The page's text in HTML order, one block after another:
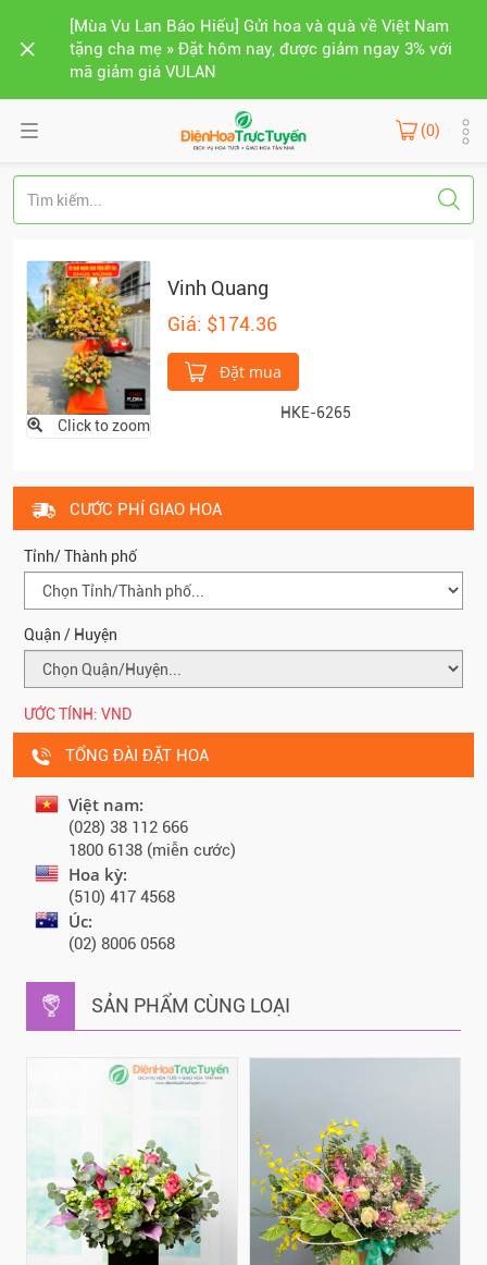
[Mùa Vu Lan Báo Hiếu] Gửi hoa và quà về Việt Nam
tặng cha mẹ » Đặt hôm nay, được giảm ngay 3% với
mã giảm giá VULAN
(0)
Click to zoom
Vinh Quang
Giá: $174.36
Đặt mua
HKE-6265
CƯỚC PHÍ GIAO HOA
Tỉnh/ Thành phố
Quận / Huyện
ƯỚC TÍNH: VND
TỔNG ĐÀI ĐẶT HOA
Việt nam:
(028) 38 112 666
1800 6138 (miễn cước)
Hoa kỳ:
(510) 417 4568
Úc:
(02) 8006 0568
SẢN PHẨM CÙNG LOẠI